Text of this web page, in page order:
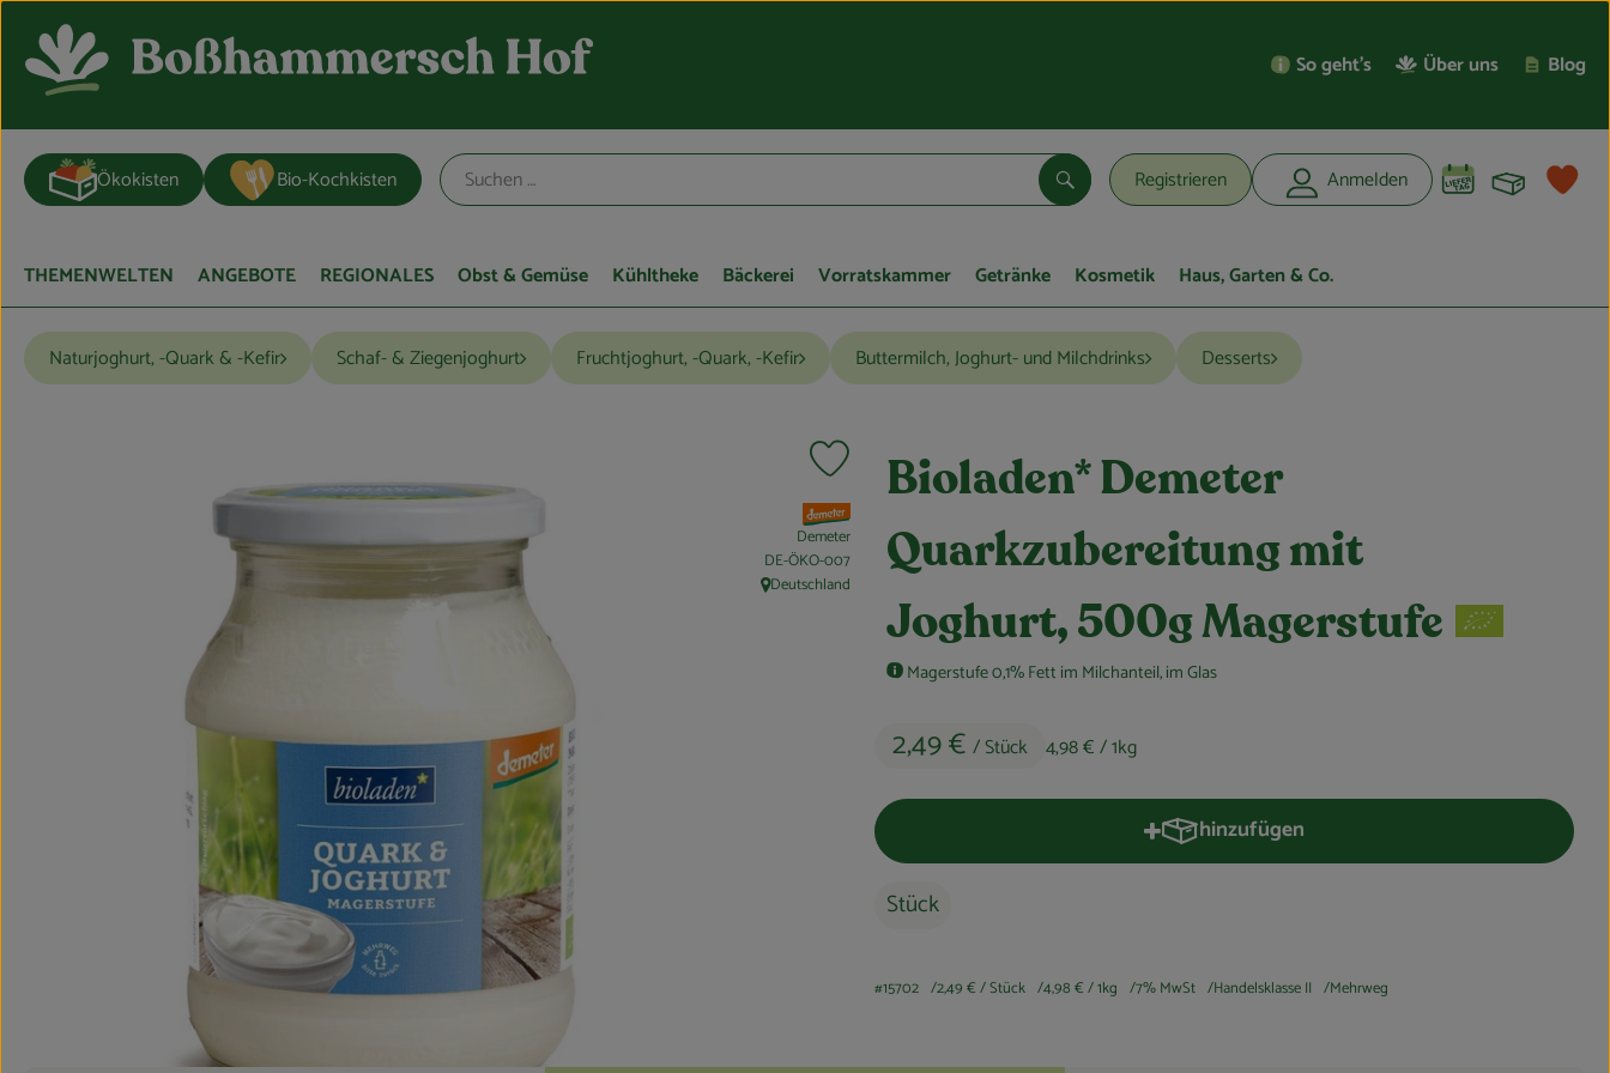
So geht’s Über uns Blog
Registrieren Anmelden
Suchen
Ökokisten Bio-Kochkisten
THEMENWELTEN ANGEBOTE REGIONALES Obst & Gemüse Kühltheke Bäckerei Vorratskammer Getränke Kosmetik Haus, Garten & Co.
Naturjoghurt, -Quark & -Kefir Schaf- & Ziegenjoghurt Fruchtjoghurt, -Quark, -Kefir Buttermilch, Joghurt- und Milchdrinks Desserts
Bioladen* Demeter
Quarkzubereitung mit
Joghurt, 500g Magerstufe
Magerstufe 0,1% Fett im Milchanteil, im Glas
2,49 € / Stück 4,98 €/ 1kg
Produkt zu Favouriten hinzufügen
, Verband:
Demeter
, Kontrollstelle:
DE-ÖKO-007
, Herkunft:
Deutschland
hinzufügen
Produkt zum Warenkorb hinzufügen
Stück
#15702 2,49 €/ Stück 4,98 €/ 1kg 7% MwSt Handelsklasse II Mehrweg